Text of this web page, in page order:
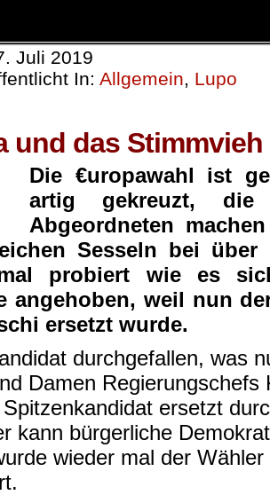
Juli 2019
In: Allgemein, Lupo
und das Stimmvieh
Die €uropawahl ist
artig gekreuzt, die
Abgeordneten
Sesseln bei
probiert wie es
angehoben, weil nun
ersetzt wurde.
durchgefallen, was
Damen Regierungschefs
ersetzt
kann bürgerliche
wieder mal der